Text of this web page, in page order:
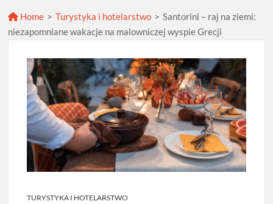
Home > Turystyka i hotelarstwo > Santorini – raj na ziemi:
niezapomniane wakacje na malowniczej wyspie Grecji
TURYSTYKA I HOTELARSTWO